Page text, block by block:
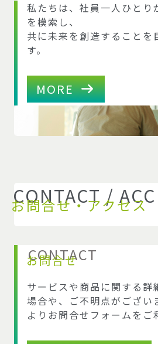
私たちは、社員一人ひとり
を模索し、
共に未来を創造することを
す。
MORE
CONTACT /
お問合せ・アクセス
CONTACT
お問合せ
サービスや商品に関する詳
場合や、ご不明点がござい
よりお問合せフォームをご